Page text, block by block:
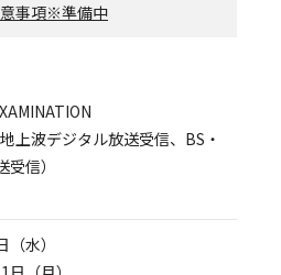
事項※準備中
上波デジタル放送受信、BS・
信）
水）